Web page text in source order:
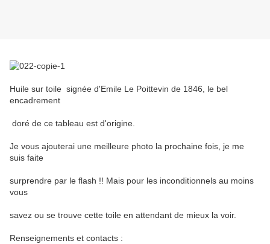
Huile sur toile signée d'Emile Le Poittevin de 1846, le bel
encadrement
doré de ce tableau est d'origine.
Je vous ajouterai une meilleure photo la prochaine fois, je me
suis faite
surprendre par le flash !! Mais pour les inconditionnels au moins
vous
savez ou se trouve cette toile en attendant de mieux la voir.
Renseignements et contacts :